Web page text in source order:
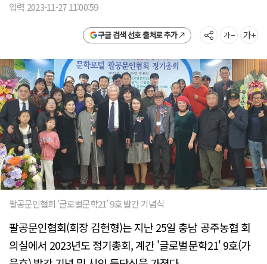
입력 2023-11-27 11:00:59
구글 검색 선호 출처로 추가
팔공문인협회 '글로벌문학21' 9호 발간 기념식
팔공문인협회(회장 김현형)는 지난 25일 충남 공주농협 회
의실에서 2023년도 정기총회, 계간 '글로벌문학21' 9호(가